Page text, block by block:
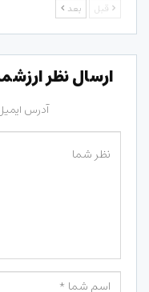
قبل بعد
ارسال نظر
آدرس